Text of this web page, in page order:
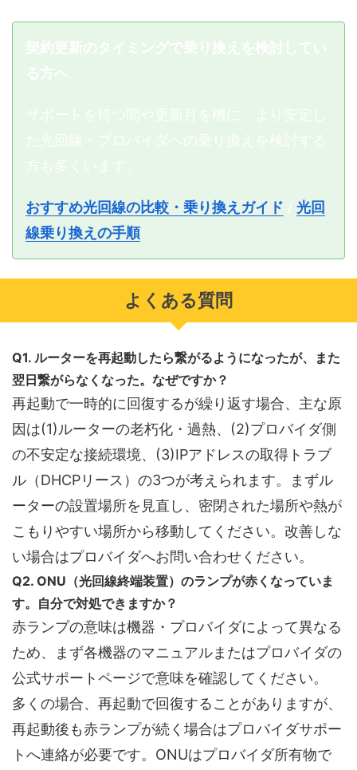
おすすめ光回線の比較・乗り換えガイド
光回
線乗り換えの手順
よくある質問
Q1. ルーターを再起動したら繋がるようになったが、また
翌日繋がらなくなった。なぜですか？
再起動で一時的に回復するが繰り返す場合、主な原
因は(1)ルーターの老朽化・過熱、(2)プロバイダ側
の不安定な接続環境、(3)IPアドレスの取得トラブ
ル（DHCPリース）の3つが考えられます。まずル
ーターの設置場所を見直し、密閉された場所や熱が
こもりやすい場所から移動してください。改善しな
い場合はプロバイダへお問い合わせください。
Q2. ONU（光回線終端装置）のランプが赤くなっていま
す。自分で対処できますか？
赤ランプの意味は機器・プロバイダによって異なる
ため、まず各機器のマニュアルまたはプロバイダの
公式サポートページで意味を確認してください。
多くの場合、再起動で回復することがありますが、
再起動後も赤ランプが続く場合はプロバイダサポー
トへ連絡が必要です。ONUはプロバイダ所有物で